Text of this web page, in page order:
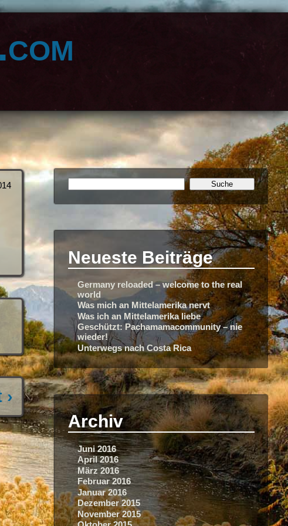
Neueste Beiträge
Germany reloaded – welcome to the real
world
Was mich an Mittelamerika nervt
Was ich an Mittelamerika liebe
Geschützt: Pachamamacommunity – nie
wieder!
Unterwegs nach Costa Rica
Archiv
Juni 2016
April 2016
März 2016
Februar 2016
Januar 2016
Dezember 2015
November 2015